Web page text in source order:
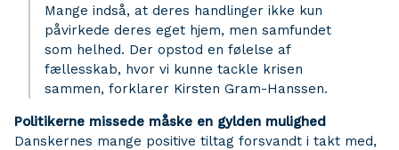
Mange indså, at deres handlinger ikke kun
påvirkede deres eget hjem, men samfundet
som helhed. Der opstod en følelse af
fællesskab, hvor vi kunne tackle krisen
sammen, forklarer Kirsten Gram-Hanssen.
Politikerne missede måske en gylden mulighed
Danskernes mange positive tiltag forsvandt i takt med,